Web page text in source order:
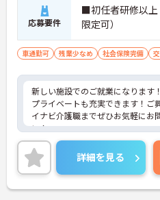
応募要件
■初任者研修以
限定可）
車通勤可 残業少なめ 社会保険完備
新しい施設でのご就業になります
プライベートも充実できます！ご
イナビ介護職までぜひお気軽にお
い！
詳細を見る